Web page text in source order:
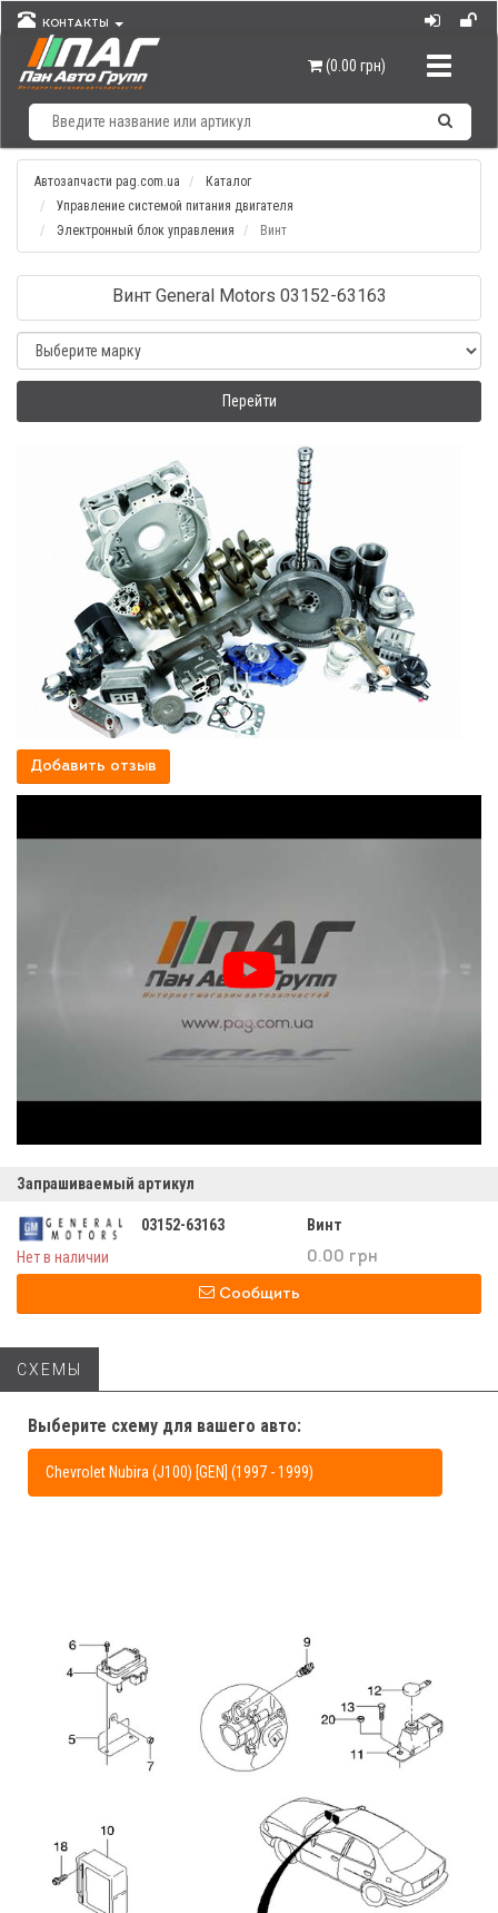
КОНТАКТЫ
(0.00 грн)
Автозапчасти pag.com.ua
Каталог
Управление системой питания двигателя
Электронный блок управления
Винт
Винт General Motors 03152-63163
Перейти
Добавить отзыв
Запрашиваемый артикул
03152-63163
Винт
Нет в наличии
0.00 грн
Сообщить
СХЕМЫ
Выберите схему для вашего авто:
Chevrolet Nubira (J100) [GEN] (1997 - 1999)